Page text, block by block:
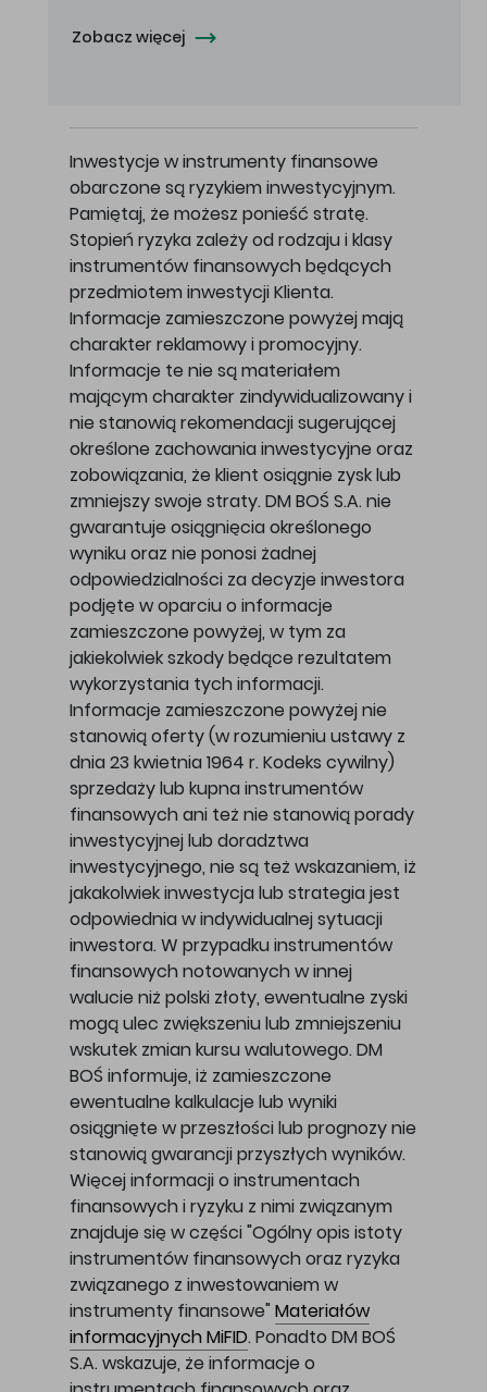
Zobacz więcej
Inwestycje w instrumenty finansowe
obarczone są ryzykiem inwestycyjnym.
Pamiętaj, że możesz ponieść stratę.
Stopień ryzyka zależy od rodzaju i klasy
instrumentów finansowych będących
przedmiotem inwestycji Klienta.
Informacje zamieszczone powyżej mają
charakter reklamowy i promocyjny.
Informacje te nie są materiałem
mającym charakter zindywidualizowany i
nie stanowią rekomendacji sugerującej
określone zachowania inwestycyjne oraz
zobowiązania, że klient osiągnie zysk lub
zmniejszy swoje straty. DM BOŚ S.A. nie
gwarantuje osiągnięcia określonego
wyniku oraz nie ponosi żadnej
odpowiedzialności za decyzje inwestora
podjęte w oparciu o informacje
zamieszczone powyżej, w tym za
jakiekolwiek szkody będące rezultatem
wykorzystania tych informacji.
Informacje zamieszczone powyżej nie
stanowią oferty (w rozumieniu ustawy z
dnia 23 kwietnia 1964 r. Kodeks cywilny)
sprzedaży lub kupna instrumentów
finansowych ani też nie stanowią porady
inwestycyjnej lub doradztwa
inwestycyjnego, nie są też wskazaniem, iż
jakakolwiek inwestycja lub strategia jest
odpowiednia w indywidualnej sytuacji
inwestora. W przypadku instrumentów
finansowych notowanych w innej
walucie niż polski złoty, ewentualne zyski
mogą ulec zwiększeniu lub zmniejszeniu
wskutek zmian kursu walutowego. DM
BOŚ informuje, iż zamieszczone
ewentualne kalkulacje lub wyniki
osiągnięte w przeszłości lub prognozy nie
stanowią gwarancji przyszłych wyników.
Więcej informacji o instrumentach
finansowych i ryzyku z nimi związanym
znajduje się w części "Ogólny opis istoty
instrumentów finansowych oraz ryzyka
związanego z inwestowaniem w
instrumenty finansowe" Materiałów
informacyjnych MiFID. Ponadto DM BOŚ
S.A. wskazuje, że informacje o